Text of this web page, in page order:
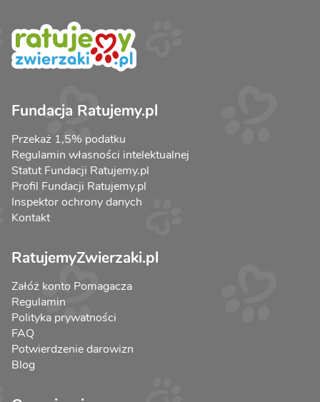
Fundacja Ratujemy.pl
Przekaż 1,5% podatku
Regulamin własności intelektualnej
Statut Fundacji Ratujemy.pl
Profil Fundacji Ratujemy.pl
Inspektor ochrony danych
Kontakt
RatujemyZwierzaki.pl
Załóż konto Pomagacza
Regulamin
Polityka prywatności
FAQ
Potwierdzenie darowizn
Blog